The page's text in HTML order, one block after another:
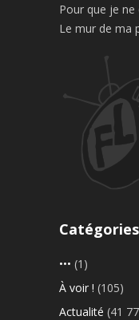
Pour que je
Le mur de ma
Catégories
••• (1)
À voir ! (105)
Actualité (41